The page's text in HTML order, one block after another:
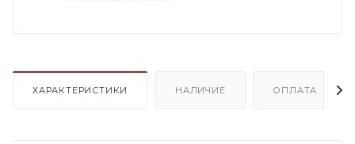
ХАРАКТЕРИСТИКИ НАЛИЧИЕ ОПЛАТА